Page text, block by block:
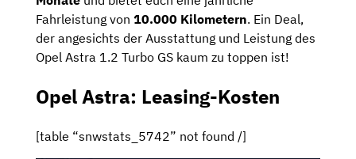
Fahrleistung von 10.000 Kilometern. Ein Deal,
der angesichts der Ausstattung und Leistung des
Opel Astra 1.2 Turbo GS kaum zu toppen ist!
Opel Astra: Leasing-Kosten
[table “snwstats_5742” not found /]